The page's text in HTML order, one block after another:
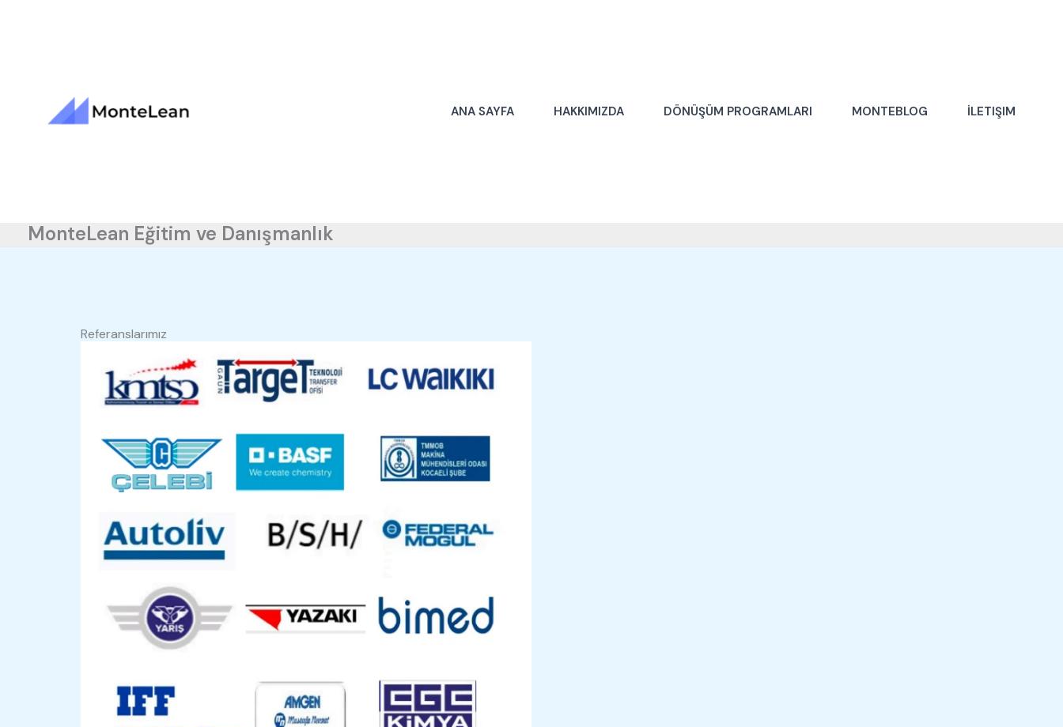
ANA SAYFA HAKKIMIZDA DÖNÜŞÜM PROGRAMLARI MONTEBLOG İLETIŞIM
MonteLean Eğitim ve Danışmanlık
Referanslarımız